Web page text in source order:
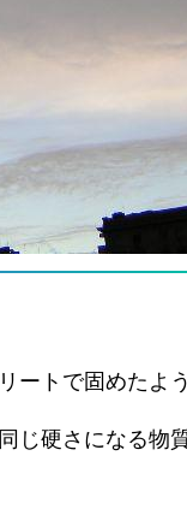
ートで固めたよ
硬さになる物